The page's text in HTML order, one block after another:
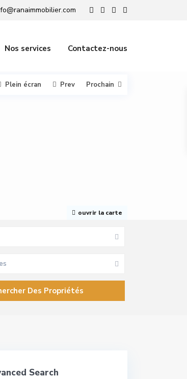
Nos services Contactez-nous
ouvrir la carte
Plein écran Prev Prochain
Search